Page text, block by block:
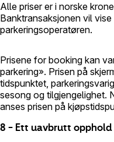
Alle priser er i norske
Banktransaksjonen vil
parkeringsoperatøren.
Prisene for booking kan
parkering». Prisen på
tidspunktet,
sesong og tilgjengelighet.
anses prisen på
8 – Ett uavbrutt